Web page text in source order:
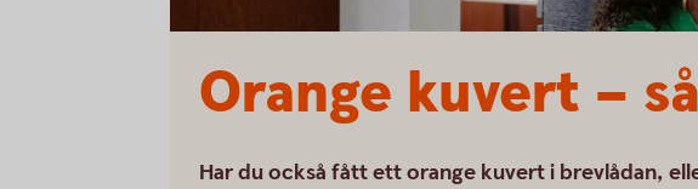
Orange kuvert –
Har du också fått ett orange kuvert i brevlådan,